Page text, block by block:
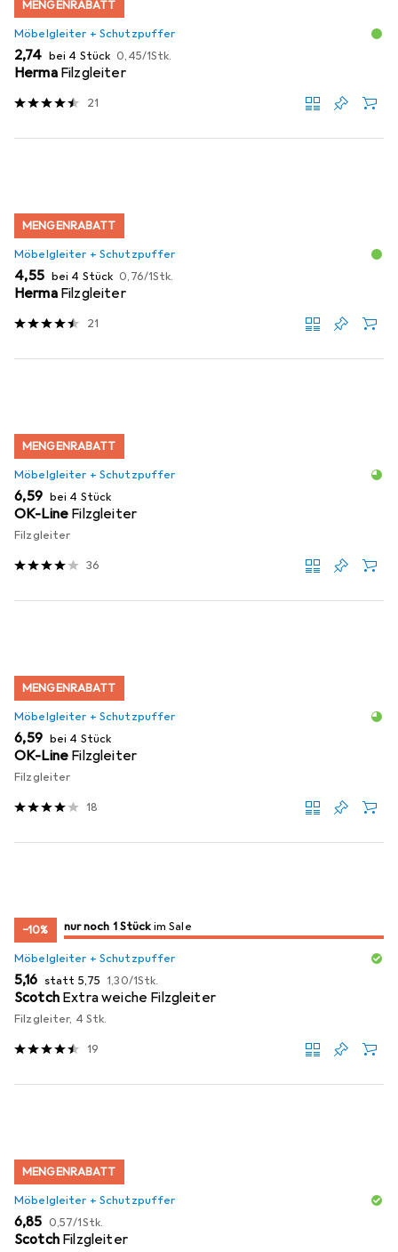
MENGENRABATT
Möbelgleiter + Schutzpuffer
EUR
2,74 bei 4 Stück EUR
0,45/1Stk.
Herma Filzgleiter
21
MENGENRABATT
Möbelgleiter + Schutzpuffer
EUR
4,55 bei 4 Stück EUR
0,76/1Stk.
Herma Filzgleiter
21
MENGENRABATT
Möbelgleiter + Schutzpuffer
EUR
6,59 bei 4 Stück
OK-Line Filzgleiter
Filzgleiter
36
MENGENRABATT
Möbelgleiter + Schutzpuffer
EUR
6,59 bei 4 Stück
OK-Line Filzgleiter
Filzgleiter
18
−10% noch 1 Stückim Sale
nur noch 1 Stück im Sale
Möbelgleiter + Schutzpuffer
EUR
5,16 statt EUR
5,75 EUR
1,30/1Stk.
Scotch Extra weiche Filzgleiter
Filzgleiter, 4 Stk.
19
MENGENRABATT
Möbelgleiter + Schutzpuffer
EUR
6,85 EUR
0,57/1Stk.
Scotch Filzgleiter